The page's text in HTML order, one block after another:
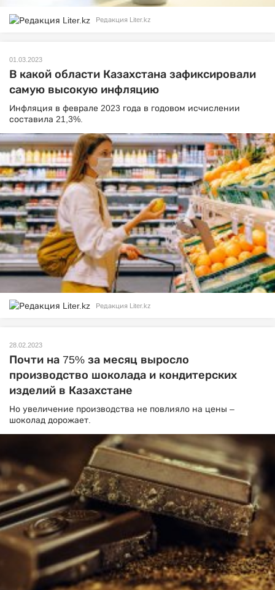
Редакция Liter.kz
01.03.2023
В какой области Казахстана зафиксировали
самую высокую инфляцию
Инфляция в феврале 2023 года в годовом исчислении
составила 21,3%.
Редакция Liter.kz
28.02.2023
Почти на 75% за месяц выросло
производство шоколада и кондитерских
изделий в Казахстане
Но увеличение производства не повлияло на цены –
шоколад дорожает.